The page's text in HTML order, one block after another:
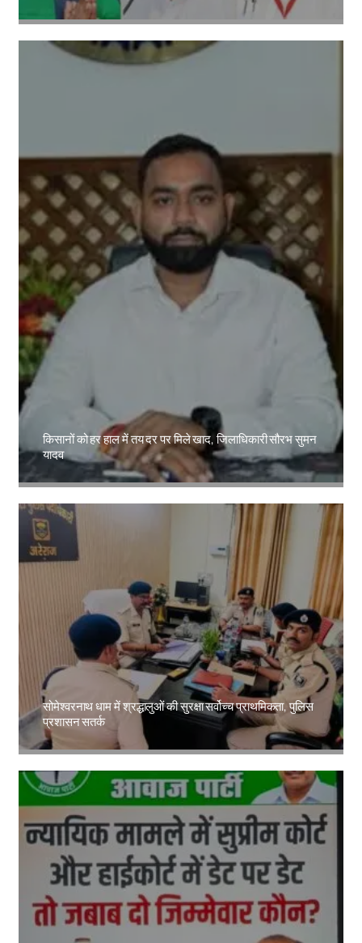
Amit Lekh
किसानों को हर हाल में तय दर पर मिले खाद, जिलाधिकारी सौरभ सुमन
यादव
Amit Lekh
सोमेश्वरनाथ धाम में श्रद्धालुओं की सुरक्षा सर्वोच्च प्राथमिकता, पुलिस
प्रशासन सतर्क